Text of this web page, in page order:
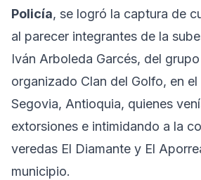
Policía, se logró la captura de
al parecer integrantes de la
Iván Arboleda Garcés, del
organizado Clan del Golfo, en
Segovia, Antioquia, quienes
extorsiones e intimidando a la
veredas El Diamante y El
municipio.